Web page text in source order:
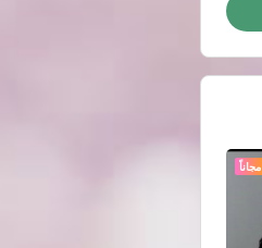
مجاناً